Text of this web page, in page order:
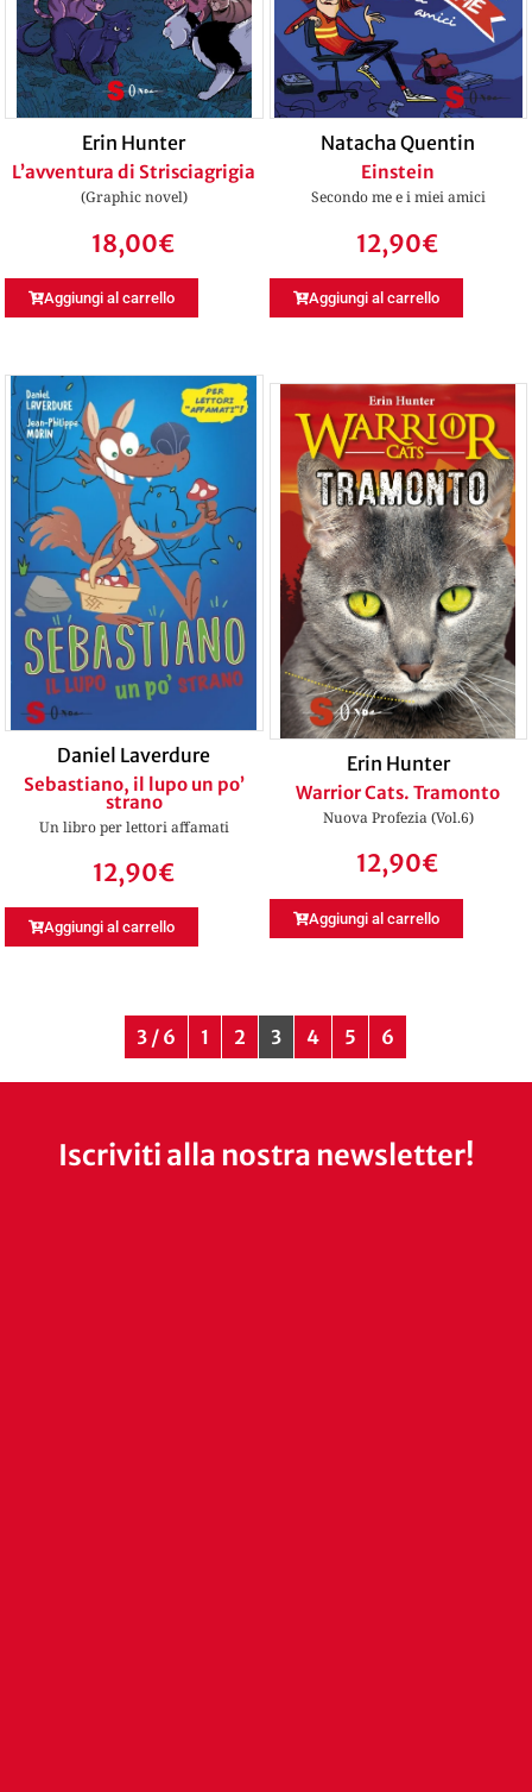
Erin Hunter
L’avventura di Strisciagrigia
(Graphic novel)
18,00€
Aggiungi al carrello
Natacha Quentin
Einstein
Secondo me e i miei amici
12,90€
Aggiungi al carrello
Daniel Laverdure
Sebastiano, il lupo un po’
strano
Un libro per lettori affamati
12,90€
Aggiungi al carrello
Erin Hunter
Warrior Cats. Tramonto
Nuova Profezia (Vol.6)
12,90€
Aggiungi al carrello
3 / 6 1 2 3 4 5 6
Iscriviti alla nostra newsletter!